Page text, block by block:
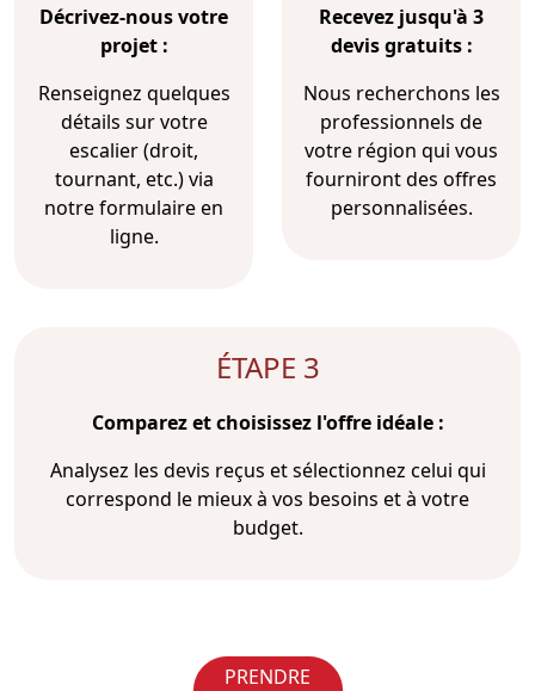
Décrivez-nous votre
projet :
Renseignez quelques
détails sur votre
escalier (droit,
tournant, etc.) via
notre formulaire en
ligne.
Recevez jusqu'à 3
devis gratuits :
Nous recherchons les
professionnels de
votre région qui vous
fourniront des offres
personnalisées.
ÉTAPE 3
Comparez et choisissez l'offre idéale :
Analysez les devis reçus et sélectionnez celui qui
correspond le mieux à vos besoins et à votre
budget.
PRENDRE